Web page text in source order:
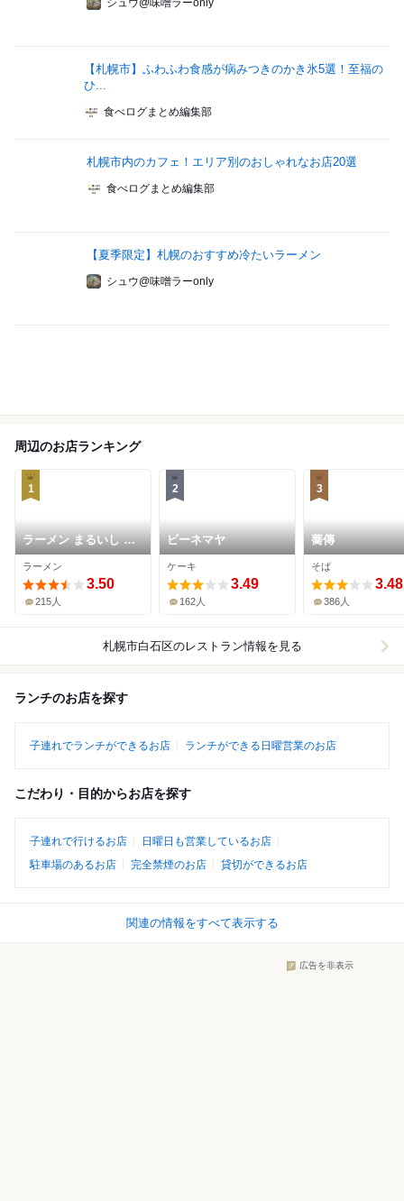
シュウ@味噌ラーonly
【札幌市】ふわふわ食感が病みつきのかき氷5選！至福の
ひ...
食べログまとめ編集部
札幌市内のカフェ！エリア別のおしゃれなお店20選
食べログまとめ編集部
【夏季限定】札幌のおすすめ冷たいラーメン
シュウ@味噌ラーonly
周辺のお店ランキング
1
ラーメン まるいし 白
石店
ラーメン
3.50
215人
2
ビーネマヤ
ケーキ
3.49
162人
3
蕎傳
そば
3.48
386人
札幌市白石区のレストラン情報を見る
ランチのお店を探す
子連れでランチができるお店 ランチができる日曜営業のお店
こだわり・目的からお店を探す
子連れで行けるお店
日曜日も営業しているお店
駐車場のあるお店
完全禁煙のお店 貸切ができるお店
関連の情報をすべて表示する
広告を非表示